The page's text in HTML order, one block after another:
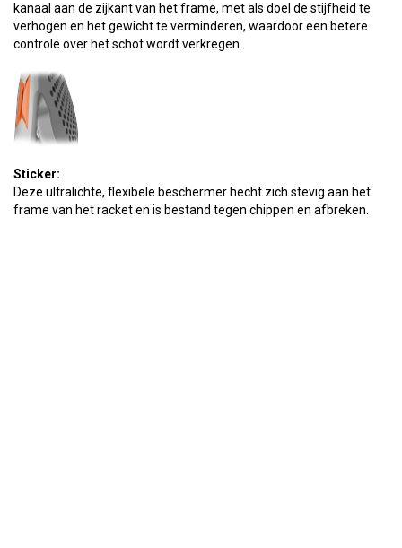
kanaal aan de zijkant van het frame, met als doel de stijfheid te
verhogen en het gewicht te verminderen, waardoor een betere
controle over het schot wordt verkregen.
Sticker:
Deze ultralichte, flexibele beschermer hecht zich stevig aan het
frame van het racket en is bestand tegen chippen en afbreken.